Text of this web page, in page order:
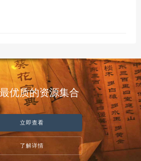
优质的资源集合
立即查看
了解详情